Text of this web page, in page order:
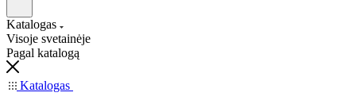
Katalogas
Visoje svetainėje
Pagal katalogą
Katalogas